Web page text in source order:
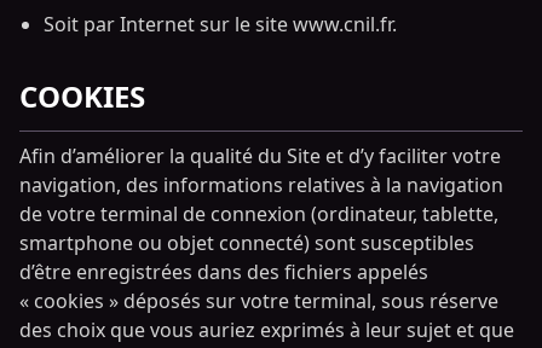
Soit par Internet sur le site www.cnil.fr.
COOKIES
Afin d’améliorer la qualité du Site et d’y faciliter votre
navigation, des informations relatives à la navigation
de votre terminal de connexion (ordinateur, tablette,
smartphone ou objet connecté) sont susceptibles
d’être enregistrées dans des fichiers appelés
« cookies » déposés sur votre terminal, sous réserve
des choix que vous auriez exprimés à leur sujet et que